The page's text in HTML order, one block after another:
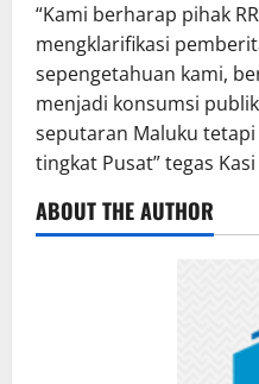
“Kami berharap pihak
mengklarifikasi
sepengetahuan kami,
menjadi konsumsi
seputaran Maluku
tingkat Pusat” tegas
ABOUT THE AUTHOR